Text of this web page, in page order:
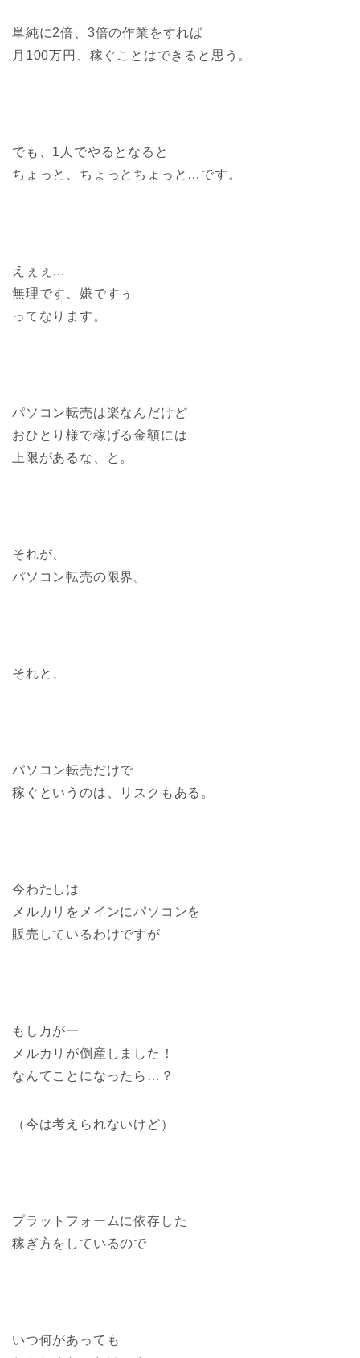
単純に2倍、3倍の作業をすれば
月100万円、稼ぐことはできると思う。
でも、1人でやるとなると
ちょっと、ちょっとちょっと…です。
えぇぇ…
無理です、嫌ですぅ
ってなります。
パソコン転売は楽なんだけど
おひとり様で稼げる金額には
上限があるな、と。
それが、
パソコン転売の限界。
それと、
パソコン転売だけで
稼ぐというのは、リスクもある。
今わたしは
メルカリをメインにパソコンを
販売しているわけですが
もし万が一
メルカリが倒産しました！
なんてことになったら…？
（今は考えられないけど）
プラットフォームに依存した
稼ぎ方をしているので
いつ何があっても